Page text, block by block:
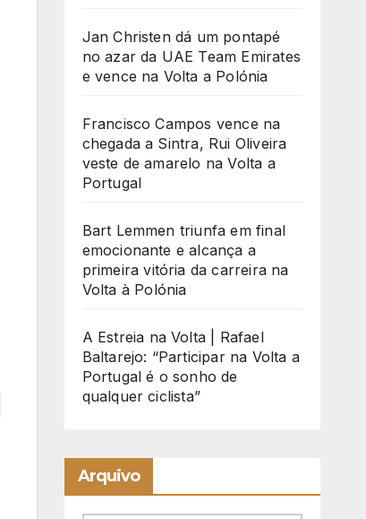
Jan Christen dá um pontapé
no azar da UAE Team Emirates
e vence na Volta a Polónia
Francisco Campos vence na
chegada a Sintra, Rui Oliveira
veste de amarelo na Volta a
Portugal
Bart Lemmen triunfa em final
emocionante e alcança a
primeira vitória da carreira na
Volta à Polónia
A Estreia na Volta | Rafael
Baltarejo: “Participar na Volta a
Portugal é o sonho de
qualquer ciclista”
Arquivo